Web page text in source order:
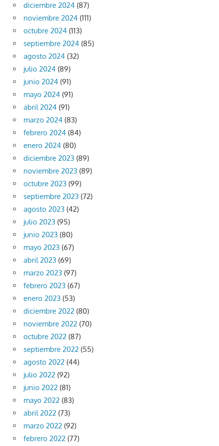
diciembre 2024 (87)
noviembre 2024 (111)
octubre 2024 (113)
septiembre 2024 (85)
agosto 2024 (32)
julio 2024 (89)
junio 2024 (91)
mayo 2024 (91)
abril 2024 (91)
marzo 2024 (83)
febrero 2024 (84)
enero 2024 (80)
diciembre 2023 (89)
noviembre 2023 (89)
octubre 2023 (99)
septiembre 2023 (72)
agosto 2023 (42)
julio 2023 (95)
junio 2023 (80)
mayo 2023 (67)
abril 2023 (69)
marzo 2023 (97)
febrero 2023 (67)
enero 2023 (53)
diciembre 2022 (80)
noviembre 2022 (70)
octubre 2022 (87)
septiembre 2022 (55)
agosto 2022 (44)
julio 2022 (92)
junio 2022 (81)
mayo 2022 (83)
abril 2022 (73)
marzo 2022 (92)
febrero 2022 (77)